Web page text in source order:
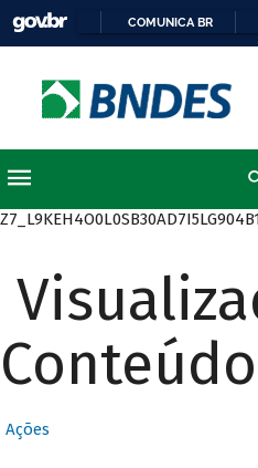
COMUNICA BR
Ações